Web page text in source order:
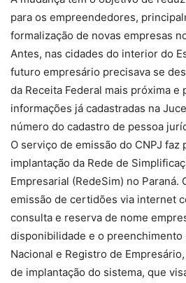
para os empreendedores,
formalização de novas empresas
Antes, nas cidades do interior do
futuro empresário precisava se
da Receita Federal mais próxima e
informações já cadastradas na
número do cadastro de pessoa
O serviço de emissão do CNPJ
implantação da Rede de
Empresarial (RedeSim) no Paraná.
emissão de certidões via internet
consulta e reserva de nome
disponibilidade e o preenchimento
Nacional e Registro de
de implantação do sistema, que